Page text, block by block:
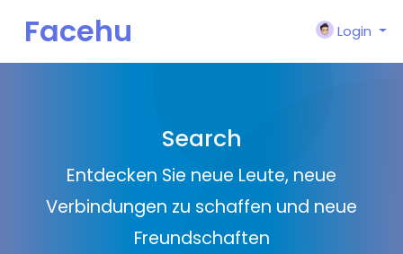
Facehu
Login
Search
Entdecken Sie neue Leute, neue
Verbindungen zu schaffen und neue
Freundschaften